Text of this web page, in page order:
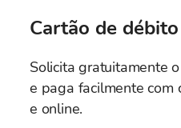
Cartão de
Solicita gratuitamente
e paga facilmente com
e online.